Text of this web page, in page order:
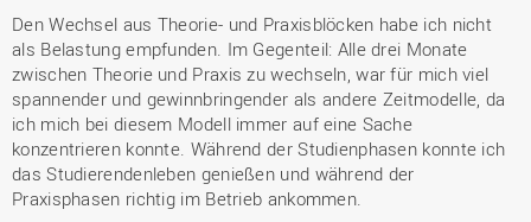
Den Wechsel aus Theorie- und Praxisblöcken habe ich nicht
als Belastung empfunden. Im Gegenteil: Alle drei Monate
zwischen Theorie und Praxis zu wechseln, war für mich viel
spannender und gewinnbringender als andere Zeitmodelle, da
ich mich bei diesem Modell immer auf eine Sache
konzentrieren konnte. Während der Studienphasen konnte ich
das Studierendenleben genießen und während der
Praxisphasen richtig im Betrieb ankommen.